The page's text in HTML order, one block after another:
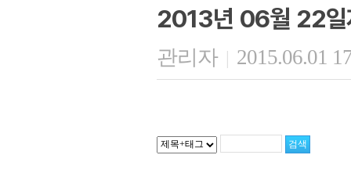
2013년 06월 22일
관리자 | 2015.06.01